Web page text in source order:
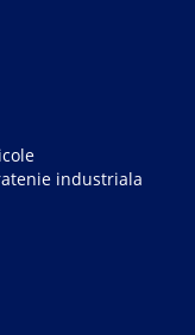
industriala